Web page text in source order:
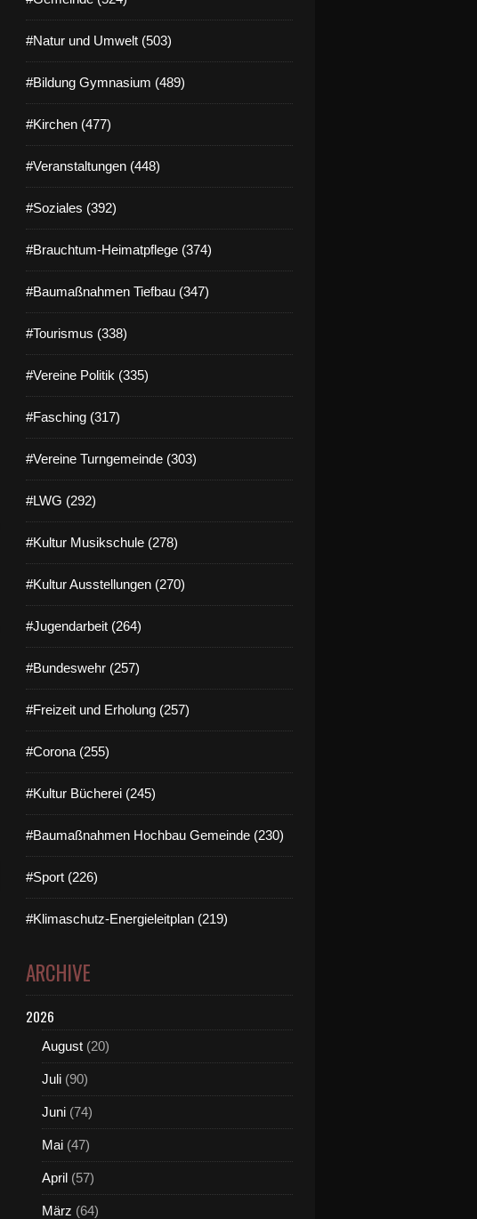
#Natur und Umwelt (503)
#Bildung Gymnasium (489)
#Kirchen (477)
#Veranstaltungen (448)
#Soziales (392)
#Brauchtum-Heimatpflege (374)
#Baumaßnahmen Tiefbau (347)
#Tourismus (338)
#Vereine Politik (335)
#Fasching (317)
#Vereine Turngemeinde (303)
#LWG (292)
#Kultur Musikschule (278)
#Kultur Ausstellungen (270)
#Jugendarbeit (264)
#Bundeswehr (257)
#Freizeit und Erholung (257)
#Corona (255)
#Kultur Bücherei (245)
#Baumaßnahmen Hochbau Gemeinde (230)
#Sport (226)
#Klimaschutz-Energieleitplan (219)
ARCHIVE
2026
August (20)
Juli (90)
Juni (74)
Mai (47)
April (57)
März (64)